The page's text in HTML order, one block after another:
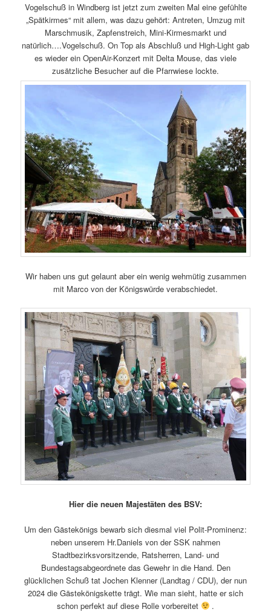
Vogelschuß in Windberg ist jetzt zum zweiten Mal eine gefühlte
„Spätkirmes“ mit allem, was dazu gehört: Antreten, Umzug mit
Marschmusik, Zapfenstreich, Mini-Kirmesmarkt und
natürlich….Vogelschuß. On Top als Abschluß und High-Light gab
es wieder ein OpenAir-Konzert mit Delta Mouse, das viele
zusätzliche Besucher auf die Pfarrwiese lockte.
Wir haben uns gut gelaunt aber ein wenig wehmütig zusammen
mit Marco von der Königswürde verabschiedet.
Hier die neuen Majestäten des BSV:
Um den Gästekönigs bewarb sich diesmal viel Polit-Prominenz:
neben unserem Hr.Daniels von der SSK nahmen
Stadtbezirksvorsitzende, Ratsherren, Land- und
Bundestagsabgeordnete das Gewehr in die Hand. Den
glücklichen Schuß tat Jochen Klenner (Landtag / CDU), der nun
2024 die Gästekönigskette trägt. Wie man sieht, hatte er sich
schon perfekt auf diese Rolle vorbereitet
.